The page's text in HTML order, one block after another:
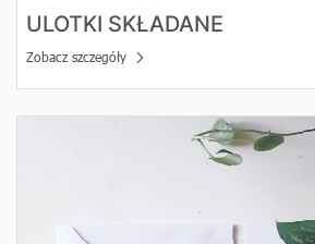
ULOTKI SKŁADANE
Zobacz szczegóły
Zobacz szczegóły Zaproszenia